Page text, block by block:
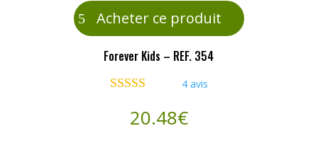
Acheter ce produit
Forever Kids – REF. 354
sur 5 basé
sur
4 avis
20.48€